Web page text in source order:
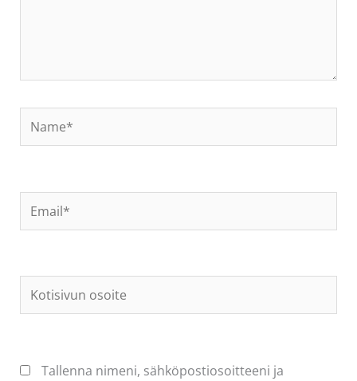
Name*
Email*
Kotisivun
osoite
Tallenna nimeni, sähköpostiosoitteeni ja